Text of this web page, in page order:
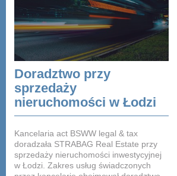
Doradztwo przy
sprzedaży
nieruchomości w Łodzi
Kancelaria act BSWW legal & tax
doradzała STRABAG Real Estate przy
sprzedaży nieruchomości inwestycyjnej
w Łodzi. Zakres usług świadczonych